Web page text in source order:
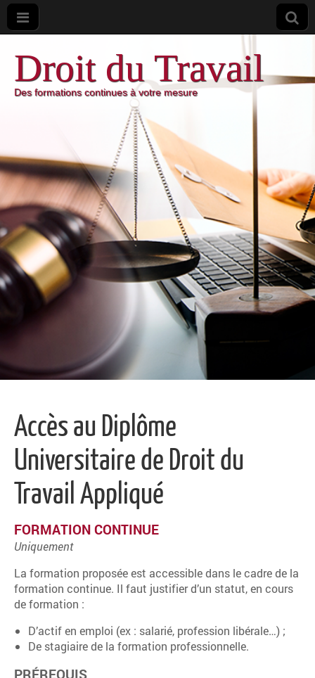
Droit du Travail
Des formations continues à votre mesure
Accès au Diplôme
Universitaire de Droit du
Travail Appliqué
FORMATION CONTINUE
Uniquement
La formation proposée est accessible dans le cadre de la
formation continue. Il faut justifier d’un statut, en cours
de formation :
D’actif en emploi (ex : salarié, profession libérale…) ;
De stagiaire de la formation professionnelle.
PRÉREQUIS